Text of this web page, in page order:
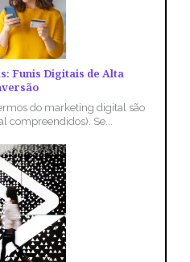
Funis Digitais de Alta
do marketing digital são
compreendidos). Se...